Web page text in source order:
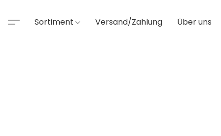
Sortiment Versand/Zahlung Über uns